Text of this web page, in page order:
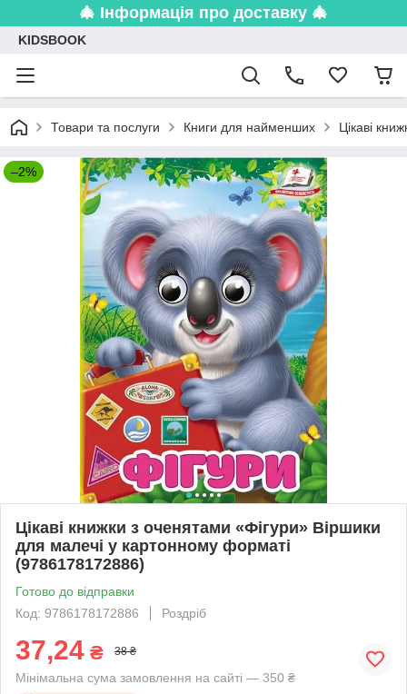
🎄 Інформація про доставку 🎄
KIDSBOOK
Товари та послуги Книги для найменших Цікаві
–2%
Цікаві книжки з оченятами «Фігури» Віршики
для малечі у картонному форматі
(9786178172886)
Готово до відправки
Код: 9786178172886
Роздріб
37,24 ₴ 38 ₴
Мінімальна сума замовлення на сайті — 350 ₴